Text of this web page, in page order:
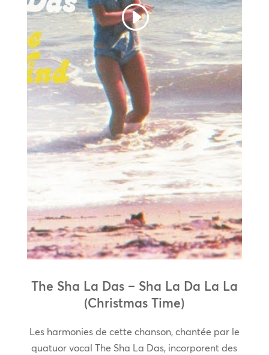
The Sha La Das – Sha La Da La La
(Christmas Time)
Les harmonies de cette chanson, chantée par le
quatuor vocal The Sha La Das, incorporent des